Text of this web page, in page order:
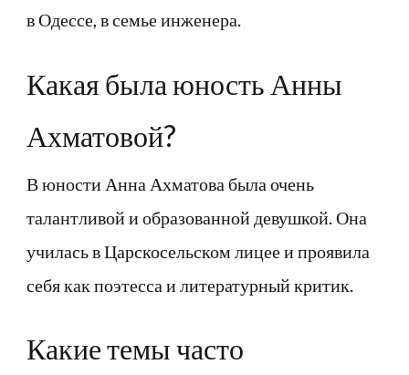
в Одессе, в семье инженера.
Какая была юность Анны
Ахматовой?
В юности Анна Ахматова была очень
талантливой и образованной девушкой. Она
училась в Царскосельском лицее и проявила
себя как поэтесса и литературный критик.
Какие темы часто